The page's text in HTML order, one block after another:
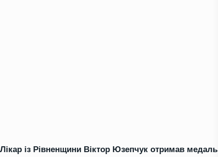
Лікар із Рівненщини Віктор Юзепчук отримав медаль